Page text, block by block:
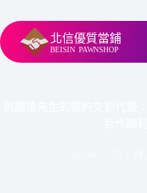
北信優質當鋪
BEISIN PAWNSHOP